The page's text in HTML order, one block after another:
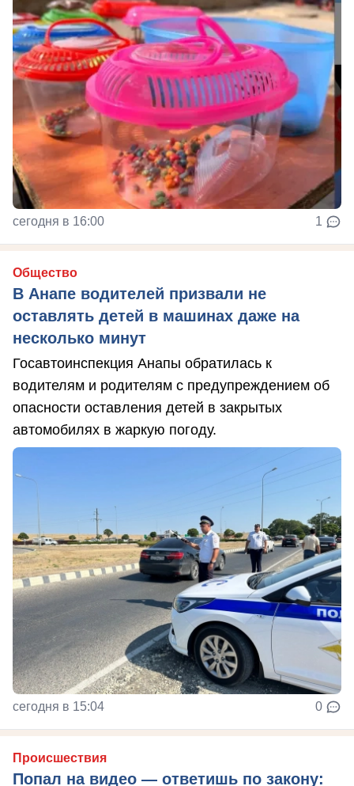
сегодня в 16:00 1
Общество
В Анапе водителей призвали не
оставлять детей в машинах даже на
несколько минут
Госавтоинспекция Анапы обратилась к
водителям и родителям с предупреждением об
опасности оставления детей в закрытых
автомобилях в жаркую погоду.
сегодня в 15:04 0
Происшествия
Попал на видео — ответишь по закону: